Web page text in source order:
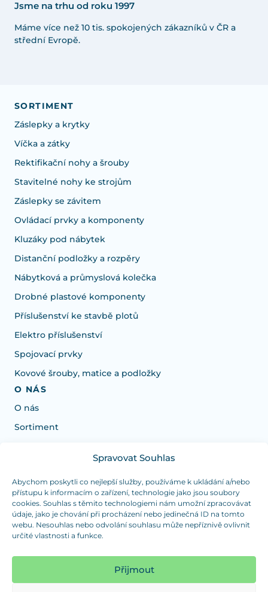
Spravovat Souhlas
Abychom poskytli co nejlepší služby, používáme k ukládání a/nebo
přístupu k informacím o zařízení, technologie jako jsou soubory
cookies. Souhlas s těmito technologiemi nám umožní zpracovávat
údaje, jako je chování při procházení nebo jedinečná ID na tomto
webu. Nesouhlas nebo odvolání souhlasu může nepříznivě ovlivnit
určité vlastnosti a funkce.
Přijmout
Jsme na trhu od roku 1997
Máme více než 10 tis. spokojených zákazníků v ČR a
střední Evropě.
SORTIMENT
Záslepky a krytky
Víčka a zátky
Rektifikační nohy a šrouby
Stavitelné nohy ke strojům
Záslepky se závitem
Ovládací prvky a komponenty
Kluzáky pod nábytek
Distanční podložky a rozpěry
Nábytková a průmyslová kolečka
Drobné plastové komponenty
Příslušenství ke stavbě plotů
Elektro příslušenství
Spojovací prvky
Kovové šrouby, matice a podložky
O NÁS
O nás
Sortiment
Potřebujete poradit s výběrem?
Jsme tu pro vás Pondělí-Čtvrtek od: 7:30 - 15:30 hodin
a Pátek od 7:30 - 14:30 hodin
info@dualpraha.cz +420 725 802 767
(platba pouze v hotovosti)
Jsme tu pro vás Pondělí-Čtvrtek od: 7:30 - 15:30 hodin
a Pátek od 7:30 - 14:30 hodin